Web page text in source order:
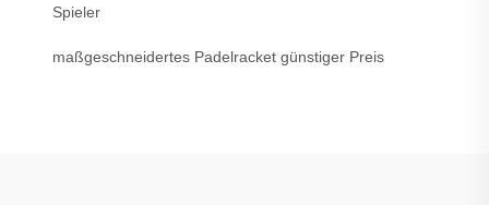
Spieler
maßgeschneidertes Padelracket günstiger Preis